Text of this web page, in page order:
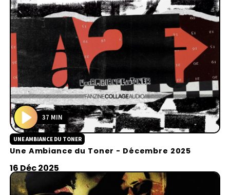
P
l
a
y
37 MIN
UNE AMBIANCE DU TONER
Une Ambiance du Toner - Décembre 2025
16 Déc 2025